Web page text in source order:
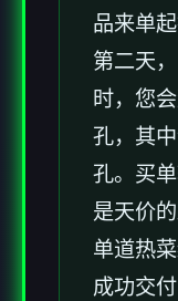
品来单起
第二天
时，您
孔，其
孔。买
是天价
单道热
成功交